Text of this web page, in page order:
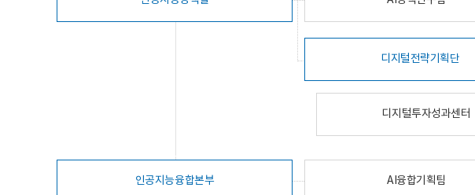
디지털전략기획단
디지털투자성과센터
인공지능융합본부 AI융합기획팀